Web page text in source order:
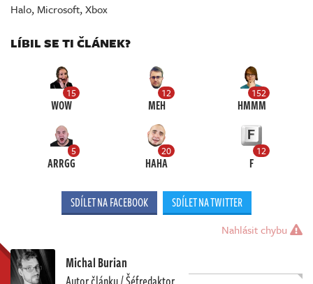
Halo, Microsoft,Xbox
LÍBIL SE TI ČLÁNEK?
15
WOW
12
MEH
152
HMMM
5
ARRGG
20
HAHA
12
F
SDÍLET NA FACEBOOK SDÍLET NA TWITTER
Nahlásit chybu
Michal Burian